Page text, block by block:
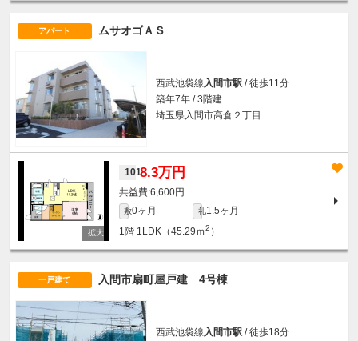
アパート ムサオゴＡＳ
西武池袋線入間市駅 / 徒歩11分
築年7年 / 3階建
埼玉県入間市高倉２丁目
1018.3万円
6,600円
敷0ヶ月 礼1.5ヶ月
1階 1LDK（45.29ｍ2 ）
一戸建て 入間市扇町屋戸建 4号棟
西武池袋線 入間市駅 / 徒歩18分